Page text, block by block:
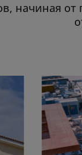
начиная